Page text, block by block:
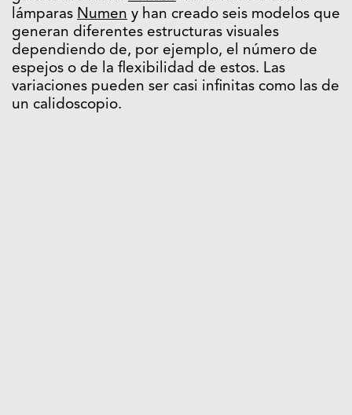
lámparas Numen y han creado seis modelos que
generan diferentes estructuras visuales
dependiendo de, por ejemplo, el número de
espejos o de la flexibilidad de estos. Las
variaciones pueden ser casi infinitas como las de
un calidoscopio.